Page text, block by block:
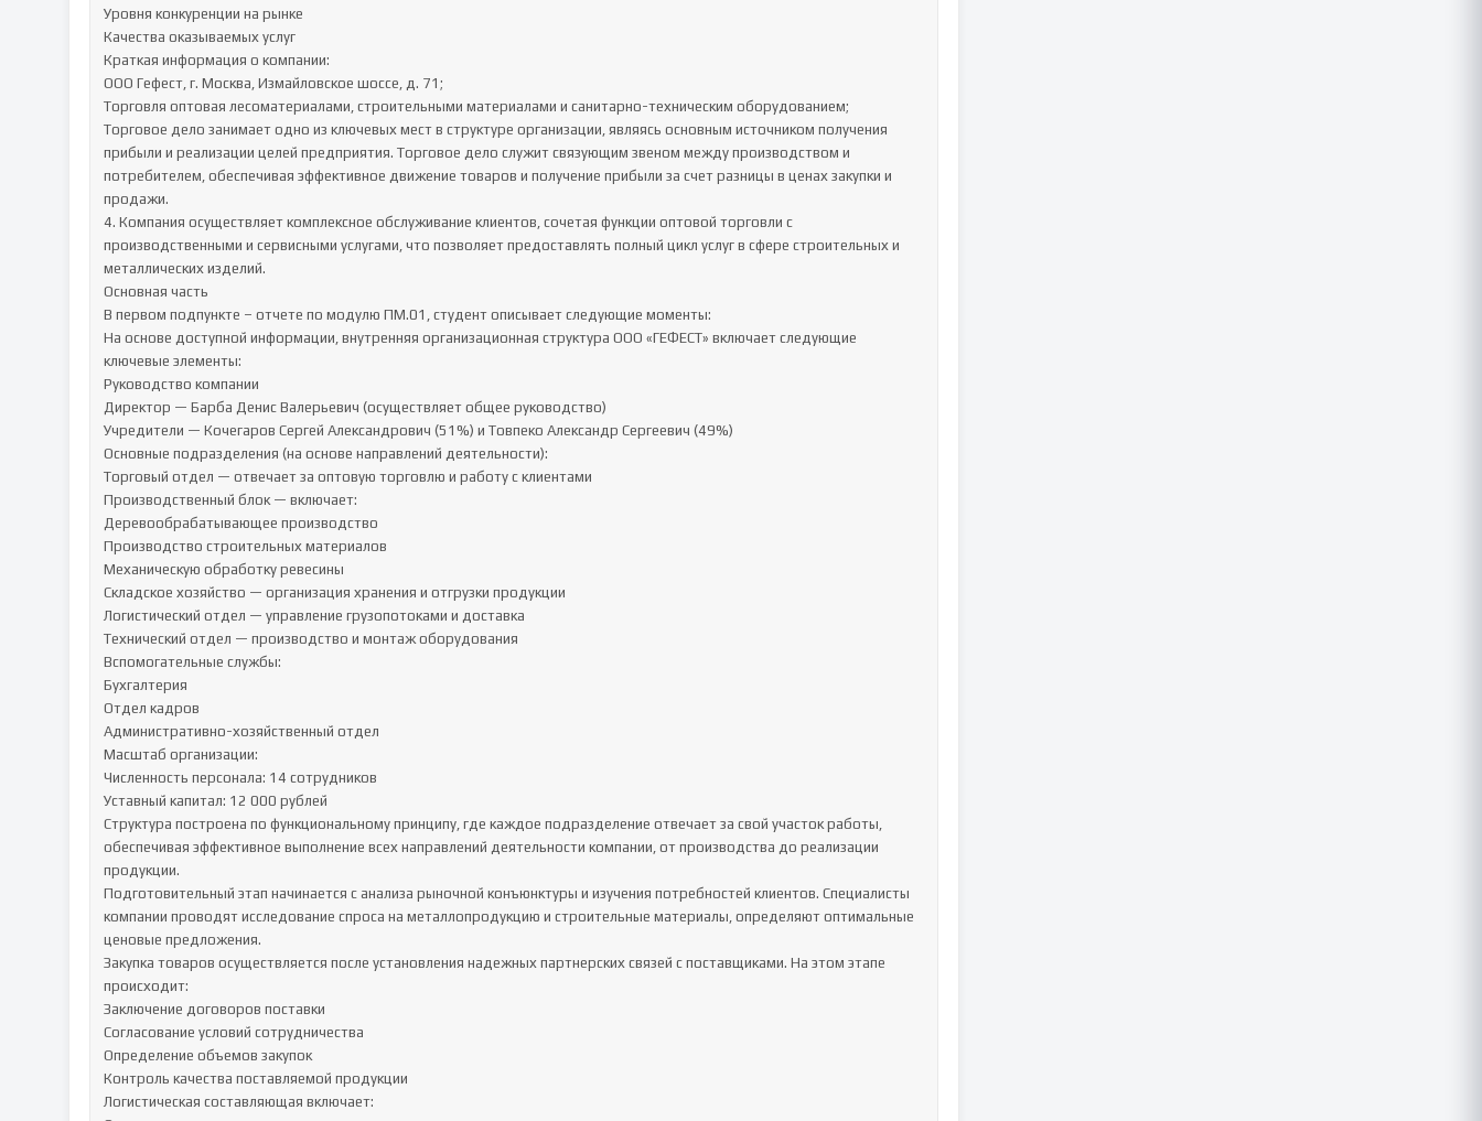
Уровня конкуренции на рынке
Качества оказываемых услуг
Краткая информация о компании:
ООО Гефест, г. Москва, Измайловское шоссе, д. 71;
Торговля оптовая лесоматериалами, строительными материалами и санитарно-техническим оборудованием;
Торговое дело занимает одно из ключевых мест в структуре организации, являясь основным источником получения
прибыли и реализации целей предприятия. Торговое дело служит связующим звеном между производством и
потребителем, обеспечивая эффективное движение товаров и получение прибыли за счет разницы в ценах закупки и
продажи.
4. Компания осуществляет комплексное обслуживание клиентов, сочетая функции оптовой торговли с
производственными и сервисными услугами, что позволяет предоставлять полный цикл услуг в сфере строительных и
металлических изделий.
Основная часть
В первом подпункте – отчете по модулю ПМ.01, студент описывает следующие моменты:
На основе доступной информации, внутренняя организационная структура ООО «ГЕФЕСТ» включает следующие
ключевые элементы:
Руководство компании
Директор — Барба Денис Валерьевич (осуществляет общее руководство)
Учредители — Кочегаров Сергей Александрович (51%) и Товпеко Александр Сергеевич (49%)
Основные подразделения (на основе направлений деятельности):
Торговый отдел — отвечает за оптовую торговлю и работу с клиентами
Производственный блок — включает:
Деревообрабатывающее производство
Производство строительных материалов
Механическую обработку ревесины
Складское хозяйство — организация хранения и отгрузки продукции
Логистический отдел — управление грузопотоками и доставка
Технический отдел — производство и монтаж оборудования
Вспомогательные службы:
Бухгалтерия
Отдел кадров
Административно-хозяйственный отдел
Масштаб организации:
Численность персонала: 14 сотрудников
Уставный капитал: 12 000 рублей
Структура построена по функциональному принципу, где каждое подразделение отвечает за свой участок работы,
обеспечивая эффективное выполнение всех направлений деятельности компании, от производства до реализации
продукции.
Подготовительный этап начинается с анализа рыночной конъюнктуры и изучения потребностей клиентов. Специалисты
компании проводят исследование спроса на металлопродукцию и строительные материалы, определяют оптимальные
ценовые предложения.
Закупка товаров осуществляется после установления надежных партнерских связей с поставщиками. На этом этапе
происходит:
Заключение договоров поставки
Согласование условий сотрудничества
Определение объемов закупок
Контроль качества поставляемой продукции
Логистическая составляющая включает: